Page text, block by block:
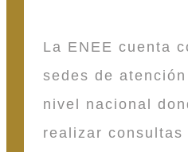
La ENEE cuenta
sedes de
nivel nacional
realizar consultas